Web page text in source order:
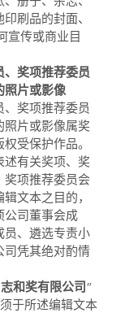
刷品的封面、
宣传或商业目
、奖项推荐委员
照片或影像
、奖项推荐委员
照片或影像属奖
受保护作品。
述有关奖项、奖
奖项推荐委员会
文本之目的，
公司董事会成
员、遴选专责小
司凭其绝对酌情
和奖有限公司”
于所述编辑文本